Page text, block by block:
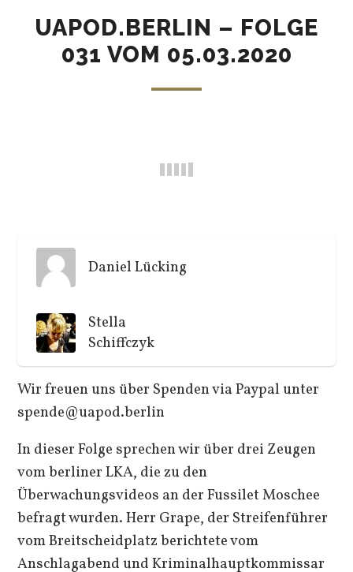
UAPOD.BERLIN – FOLGE
031 VOM 05.03.2020
Daniel Lücking
Stella
Schiffczyk
Wir freuen uns über Spenden via Paypal unter
spende@uapod.berlin
In dieser Folge sprechen wir über drei Zeugen
vom berliner LKA, die zu den
Überwachungsvideos an der Fussilet Moschee
befragt wurden. Herr Grape, der Streifenführer
vom Breitscheidplatz berichtete vom
Anschlagabend und Kriminalhauptkommissar